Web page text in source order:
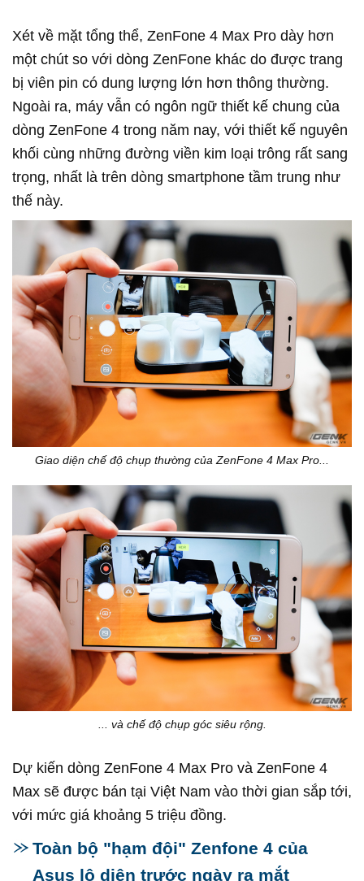
Xét về mặt tổng thể, ZenFone 4 Max Pro dày hơn
một chút so với dòng ZenFone khác do được trang
bị viên pin có dung lượng lớn hơn thông thường.
Ngoài ra, máy vẫn có ngôn ngữ thiết kế chung của
dòng ZenFone 4 trong năm nay, với thiết kế nguyên
khối cùng những đường viền kim loại trông rất sang
trọng, nhất là trên dòng smartphone tầm trung như
thế này.
Giao diện chế độ chụp thường của ZenFone 4 Max Pro...
... và chế độ chụp góc siêu rộng.​
Dự kiến dòng ZenFone 4 Max Pro và ZenFone 4
Max sẽ được bán tại Việt Nam vào thời gian sắp tới,
với mức giá khoảng 5 triệu đồng.
Toàn bộ "hạm đội" Zenfone 4 của
Asus lộ diện trước ngày ra mắt